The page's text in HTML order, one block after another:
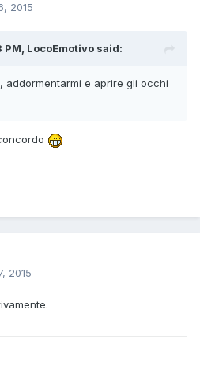
2015
LocoEmotivo said:
addormentarmi e aprire gli occhi
2015